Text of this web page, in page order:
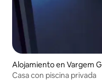
Alojamiento en Vargem
Casa con piscina privada